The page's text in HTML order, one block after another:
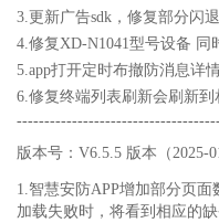
3.更新广告sdk，修复部分闪
4.修复XD-N1041型号设备
5.app打开定时布撤防消息详
6.修复终端列表刷新会刷新
版本号：V6.5.5 版本（2025-
1.智慧安防APP增加部分页
加载失败时，将看到相应的